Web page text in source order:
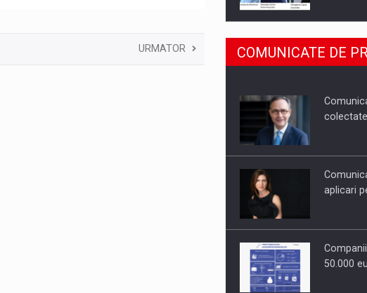
URMATOR
SAPTE
DE
Hard
COMUNICATE DE
aplicari
50.000